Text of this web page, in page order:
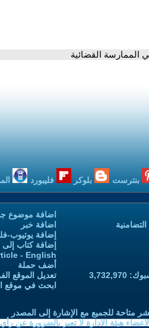
الممارسة القضائية
بنترست بلوكر فليبورد
اضافة موضوع
اضافة خبر
إضافة يوتيوب-
إضافة كتاب إلى
- English
أضف حملة
تعديل الموقع
ابحث في موقع
متاحة للجميع مع الإشارة إلى المصدر
هيئة الادارة لا تعبر بالضرورة عن